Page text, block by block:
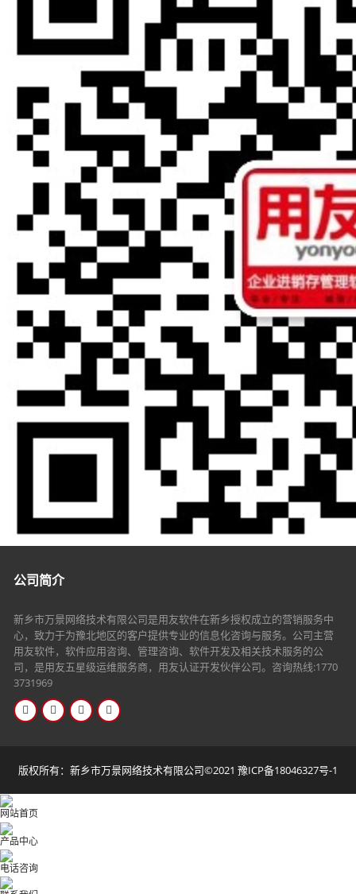
公司简介
新乡市万景网络技术有限公司是用友软件在新乡授权成立的营销服务中
心，致力于为豫北地区的客户提供专业的信息化咨询与服务。公司主营
用友软件，软件应用咨询、管理咨询、软件开发及相关技术服务的公
司，是用友五星级运维服务商，用友认证开发伙伴公司。咨询热线:1770
3731969
版权所有：新乡市万景网络技术有限公司©2021 豫ICP备18046327号-1
网站首页
产品中心
电话咨询